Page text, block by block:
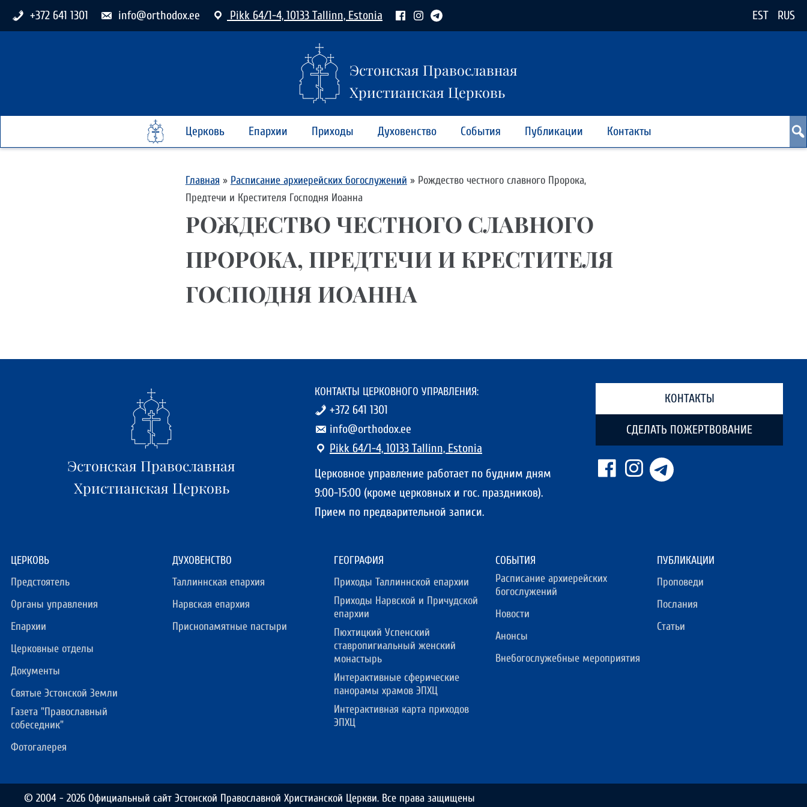
+372 641 1301 info@orthodox.ee Pikk 64/1-4, 10133 Tallinn, Estonia EST RUS
Эстонская Православная
Христианская Церковь
Церковь Епархии Приходы Духовенство События Публикации Контакты
Главная » Расписание архиерейских богослужений » Рождество честного славного Пророка,
Предтечи и Крестителя Господня Иоанна
РОЖДЕСТВО ЧЕСТНОГО СЛАВНОГО
ПРОРОКА, ПРЕДТЕЧИ И КРЕСТИТЕЛЯ
ГОСПОДНЯ ИОАННА
Эстонская Православная
Христианская Церковь
КОНТАКТЫ ЦЕРКОВНОГО УПРАВЛЕНИЯ:
+372 641 1301
info@orthodox.ee
Pikk 64/1-4, 10133 Tallinn, Estonia
Церковное управление работает по будним дням
9:00-15:00 (кроме церковных и гос. праздников).
Прием по предварительной записи.
КОНТАКТЫ
СДЕЛАТЬ ПОЖЕРТВОВАНИЕ
ЦЕРКОВЬ
Предстоятель
Органы управления
Епархии
Церковные отделы
Документы
Святые Эстонской Земли
Газета "Православный
собеседник"
Фотогалерея
ДУХОВЕНСТВО
Таллиннская епархия
Нарвская епархия
Приснопамятные пастыри
ГЕОГРАФИЯ
Приходы Таллиннской епархии
Приходы Нарвской и Причудской
епархии
Пюхтицкий Успенский
ставропигиальный женский
монастырь
Интерактивные сферические
панорамы храмов ЭПХЦ
Интерактивная карта приходов
ЭПХЦ
СОБЫТИЯ
Расписание архиерейских
богослужений
Новости
Анонсы
Внебогослужебные мероприятия
ПУБЛИКАЦИИ
Проповеди
Послания
Статьи
© 2004 - 2026 Официальный сайт Эстонской Православной Христианской Церкви. Все права защищены